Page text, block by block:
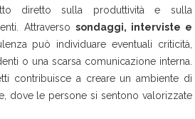
diretto sulla produttività e sulla
Attraverso sondaggi, interviste e
può individuare eventuali criticità,
o una scarsa comunicazione interna.
contribuisce a creare un ambiente di
dove le persone si sentono valorizzate